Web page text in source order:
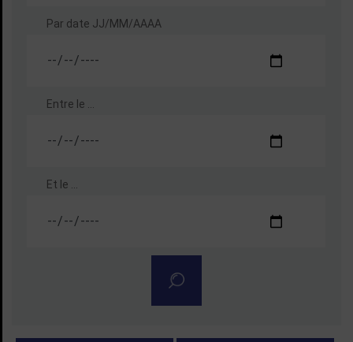
Par date JJ/MM/AAAA
Entre le ...
Et le ...
Rechercher un agenda